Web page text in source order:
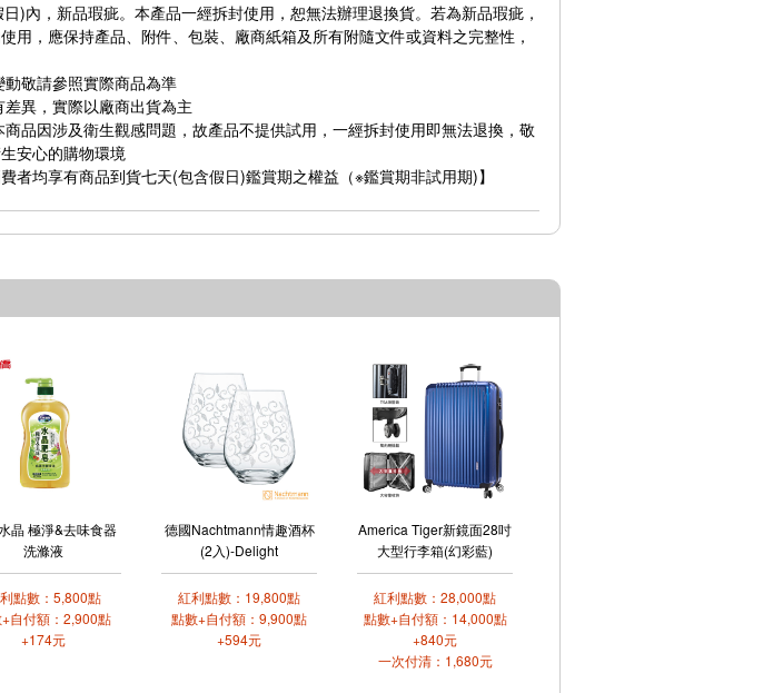
)內，新品瑕疵。本產品一經拆封使用，恕無法辦理退換貨。若為新品瑕疵，
用，應保持產品、附件、包裝、廠商紙箱及所有附隨文件或資料之完整性，
動敬請參照實際商品為準
異，實際以廠商出貨為主
品因涉及衛生觀感問題，故產品不提供試用，一經拆封使用即無法退換，敬
安心的購物環境
者均享有商品到貨七天(包含假日)鑑賞期之權益（※鑑賞期非試用期)】
晶 極淨&去味食器
洗滌液
點數：5,800點
自付額：2,900點
+174元
德國Nachtmann情趣酒杯
(2入)-Delight
紅利點數：19,800點
點數+自付額：9,900點
+594元
America Tiger新鏡面28吋
大型行李箱(幻彩藍)
紅利點數：28,000點
點數+自付額：14,000點
+840元
一次付清：1,680元